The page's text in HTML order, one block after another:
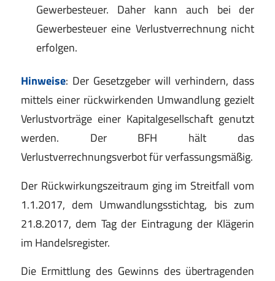
Gewerbesteuer. Daher kann auch bei der
Gewerbesteuer eine Verlustverrechnung nicht
erfolgen.
Hinweise: Der Gesetzgeber will verhindern, dass
mittels einer rückwirkenden Umwandlung gezielt
Verlustvorträge einer Kapitalgesellschaft genutzt
werden. Der BFH hält das
Verlustverrechnungsverbot für verfassungsmäßig.
Der Rückwirkungszeitraum ging im Streitfall vom
1.1.2017, dem Umwandlungsstichtag, bis zum
21.8.2017, dem Tag der Eintragung der Klägerin
im Handelsregister.
Die Ermittlung des Gewinns des übertragenden